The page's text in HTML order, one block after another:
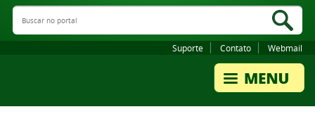
Buscar no portal
Suporte Contato Webmail